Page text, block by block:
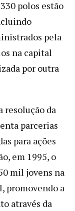
polos estão
pela
na capital
por outra
resolução da
parcerias
para ações
em 1995, o
mil jovens na
promovendo a
através da